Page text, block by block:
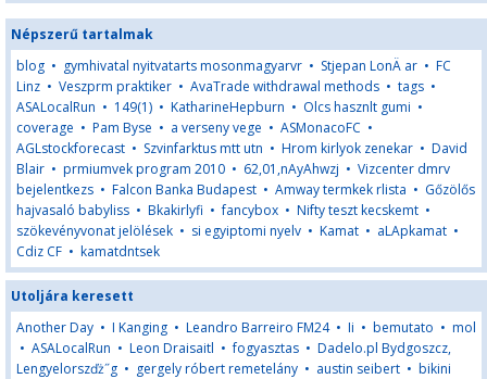
Népszerű tartalmak
blog • gymhivatal nyitvatarts mosonmagyarvr • Stjepan LonÄ ar • FC
Linz • Veszprm praktiker • AvaTrade withdrawal methods • tags •
ASALocalRun • 149(1) • KatharineHepburn • Olcs hasznlt gumi •
coverage • Pam Byse • a verseny vege • ASMonacoFC •
AGLstockforecast • Szvinfarktus mtt utn • Hrom kirlyok zenekar • David
Blair • prmiumvek program 2010 • 62,01,nAyAhwzj • Vizcenter dmrv
bejelentkezs • Falcon Banka Budapest • Amway termkek rlista • Gőzölős
hajvasaló babyliss • Bkakirlyfi •fancybox • Nifty teszt kecskemt •
szökevényvonat jelölések • si egyiptomi nyelv • Kamat • aLApkamat •
Cdiz CF • kamatdntsek
Utoljára keresett
Another Day • I Kanging • Leandro Barreiro FM24• Ii • bemutato • mol
• ASALocalRun • Leon Draisaitl •fogyasztas • Dadelo.pl Bydgoszcz,
Lengyelorszďż˝g • gergely róbert remetelány • austin seibert • bikini